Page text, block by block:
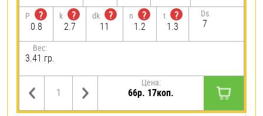
P
?
0.8
k
?
2.7
dk
?
11
n
?
1.2
t
?
1.3
Ds
7
Вес:
3.41 гр.
Цена:
66р. 17коп.